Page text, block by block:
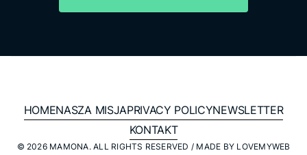
HOMENASZA MISJAPRIVACY POLICYNEWSLETTER
KONTAKT
© 2026 MAMONA. ALL RIGHTS RESERVED / MADE BY LOVEMYWEB